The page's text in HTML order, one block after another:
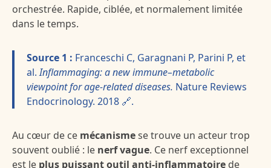
orchestrée. Rapide, ciblée, et normalement limitée
dans le temps.
Source 1 : Franceschi C, Garagnani P, Parini P, et
al.Inflammaging: a new immune–metabolic
viewpoint for age-related diseases. Nature Reviews
Endocrinology. 2018 🔗.
Au cœur de ce mécanismese trouve un acteur trop
souvent oublié : le nerf vague. Ce nerf exceptionnel
est le plus puissant outil anti-inflammatoire de